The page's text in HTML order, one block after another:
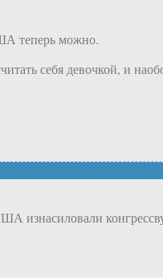
теперь можно.
себя девочкой, и
изнасиловали